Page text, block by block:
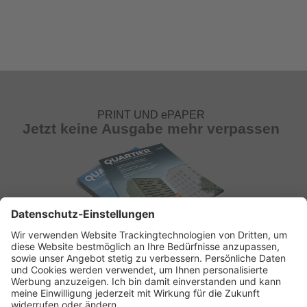
PRINT UND ePAPER
Jetzt keine Ausgabe mehr verpassen
ABONNEMENT ANFORDERN
Kostenloses Probeheft anfordern